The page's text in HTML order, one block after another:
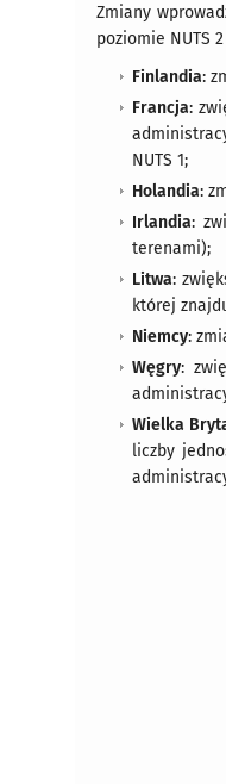
Zmiany
poziomie NUTS
Finlandia:
Francja:
NUTS 1;
Holandia:
Irlandia:
terenami);
Litwa:
której
Niemcy:
Węgry:
Wielka
liczby